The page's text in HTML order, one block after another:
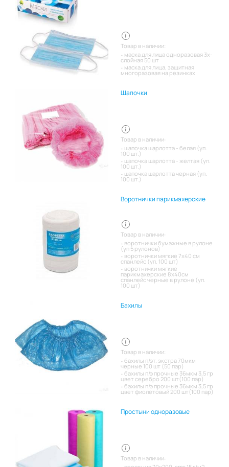
Товар в наличии:
маска для лица одноразовая 3х-
слойная 50 шт
маска для лица, защитная
многоразовая на резинках
Шапочки
Товар в наличии:
шапочка шарлотта - белая (уп.
100 шт.)
шапочка шарлотта - желтая (уп.
100 шт.)
шапочка шарлотта черная (уп.
100 шт.)
Воротнички парикмахерские
Товар в наличии:
воротнички бумажные в рулоне
(уп 5 рулонов)
воротнички мягкие 7х40 см
спанлейс (уп. 100 шт)
воротнички мягкие
парикмахерские 8х40см
спанлейс черные в рулоне (уп.
100 шт)
Бахилы
Товар в наличии:
бахилы п/эт. экстра 70мкм
черные 100 шт (50 пар)
бахилы п/э прочные 36мкм 3,5 гр
цвет серебро 200 шт(100 пар)
бахилы п/э прочные 36мкм 3,5 гр
цвет фиолетовый 200 шт(100 пар)
Простыни одноразовые
Товар в наличии: